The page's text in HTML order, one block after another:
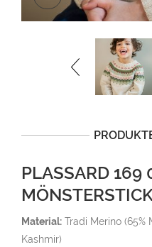
PLASSARD 169
Material: Tradi Merino (65%
Kashmir)